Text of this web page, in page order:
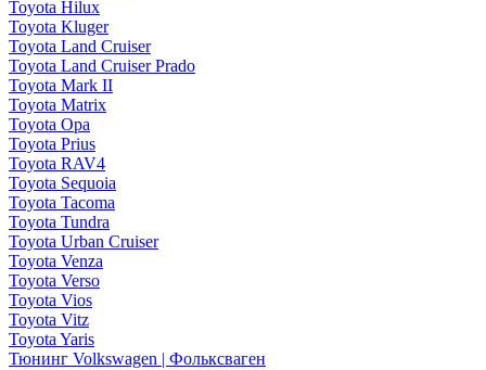
Toyota Hilux
Toyota Kluger
Toyota Land Cruiser
Toyota Land Cruiser Prado
Toyota Mark II
Toyota Matrix
Toyota Opa
Toyota Prius
Toyota RAV4
Toyota Sequoia
Toyota Tacoma
Toyota Tundra
Toyota Urban Cruiser
Toyota Venza
Toyota Verso
Toyota Vios
Toyota Vitz
Toyota Yaris
Тюнинг Volkswagen | Фольксваген